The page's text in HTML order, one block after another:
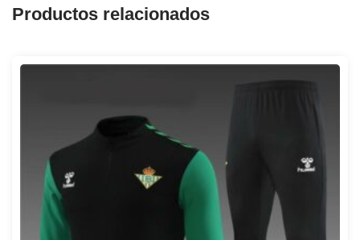
Productos relacionados